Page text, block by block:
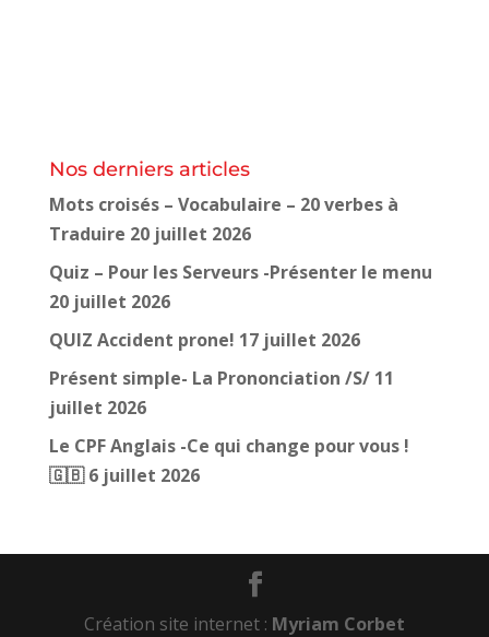
Nos derniers articles
Mots croisés – Vocabulaire – 20 verbes à
Traduire 20 juillet 2026
Quiz – Pour les Serveurs -Présenter le menu
20 juillet 2026
QUIZ Accident prone! 17 juillet 2026
Présent simple- La Prononciation /S/ 11
juillet 2026
Le CPF Anglais -Ce qui change pour vous !
🇬🇧 6 juillet 2026
Création site internet : Myriam Corbet